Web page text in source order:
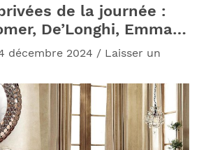
de la journée :
De’Longhi, Emma…
décembre 2024 / Laisser un